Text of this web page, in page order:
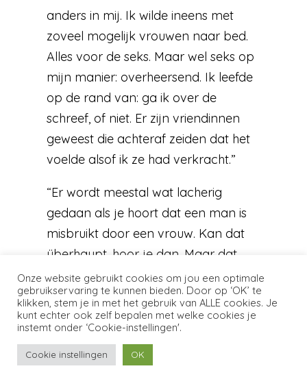
anders in mij. Ik wilde ineens met
zoveel mogelijk vrouwen naar bed.
Alles voor de seks. Maar wel seks op
mijn manier: overheersend. Ik leefde
op de rand van: ga ik over de
schreef, of niet. Er zijn vriendinnen
geweest die achteraf zeiden dat het
voelde alsof ik ze had verkracht.”
“Er wordt meestal wat lacherig
gedaan als je hoort dat een man is
misbruikt door een vrouw. Kan dat
überhaupt, hoor je dan. Maar dat
lachen is onbegrip. Het is wel degelijk
mogelijk. In mijn geval was ik 8 en zij
52. Ik was zowel fysiek als psychisch
kansloos. Maar er zijn forse mannen
die door tengere vrouwen misbruikt
Onze website gebruikt cookies om jou een optimale
gebruikservaring te kunnen bieden. Door op ‘OK’ te
klikken, stem je in met het gebruik van ALLE cookies. Je
kunt echter ook zelf bepalen met welke cookies je
instemt onder ‘Cookie-instellingen'.
Cookie instellingen OK